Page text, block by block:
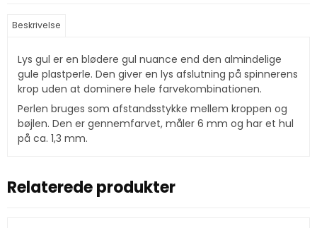
Beskrivelse
Lys gul er en blødere gul nuance end den almindelige
gule plastperle. Den giver en lys afslutning på spinnerens
krop uden at dominere hele farvekombinationen.
Perlen bruges som afstandsstykke mellem kroppen og
bøjlen. Den er gennemfarvet, måler 6 mm og har et hul
på ca. 1,3 mm.
Relaterede produkter